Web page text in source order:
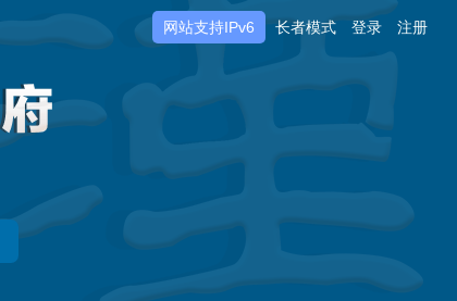
网站支持IPv6 长者模式 登录 注册